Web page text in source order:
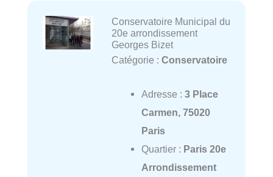
Conservatoire Municipal du
20e arrondissement
Georges Bizet
Catégorie : Conservatoire
Adresse : 3 Place
Carmen, 75020
Paris
Quartier : Paris 20e
Arrondissement